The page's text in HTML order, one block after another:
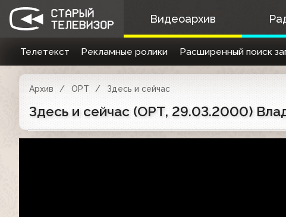
Видеоархив
Телетекст Рекламные ролики Расширенный поиск
Архив ОРТ Здесь и сейчас
Здесь и сейчас (ОРТ, 29.03.2000)